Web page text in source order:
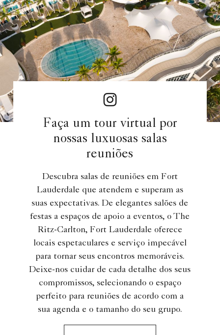
Faça um tour virtual por
nossas luxuosas salas
reuniões
Descubra salas de reuniões em Fort
Lauderdale que atendem e superam as
suas expectativas. De elegantes salões de
festas a espaços de apoio a eventos, o The
Ritz-Carlton, Fort Lauderdale oferece
locais espetaculares e serviço impecável
para tornar seus encontros memoráveis.
Deixe-nos cuidar de cada detalhe dos seus
compromissos, selecionando o espaço
perfeito para reuniões de acordo com a
sua agenda e o tamanho do seu grupo.